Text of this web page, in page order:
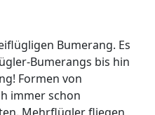
Bumerang. Es
Bumerangs bis hin
Formen von
immer schon